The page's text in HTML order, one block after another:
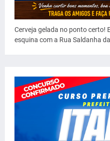
Cerveja gelada no ponto certo!
esquina com a Rua Saldanha